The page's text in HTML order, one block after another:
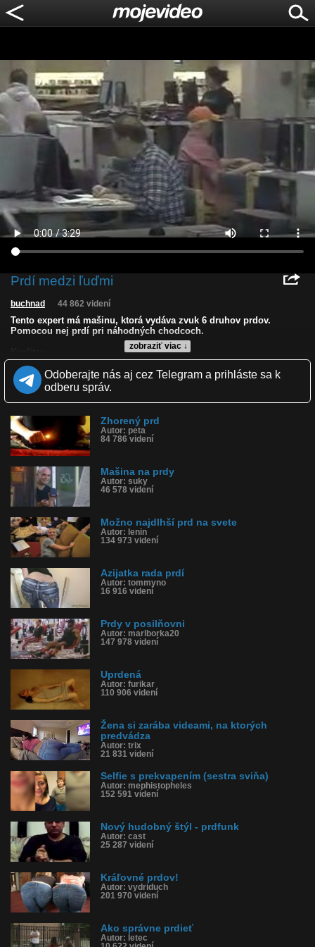
Prdí medzi ľuďmi
zobraziť viac ↓
buchnad 44 862 videní
Tento expert má mašinu, ktorá vydáva zvuk 6 druhov prdov.
Pomocou nej prdí pri náhodných chodcoch.
Zverejnené: 3.11.2007 12:34
Páči sa: 91% (35 hlasov)
Obľúbené: 18
Komentárov: 13
Kategória: zábavné
Tagy: prd, prdy, prdieť
História sledovanosti videa:
Odoberajte nás aj cez Telegram a prihláste sa k
odberu správ.
Zhorený prd
Autor: peta
84 786 videní
Mašina na prdy
Autor: suky
46 578 videní
Možno najdlhší prd na svete
Autor: lenin
134 973 videní
Azijatka rada prdí
Autor: tommyno
16 916 videní
Prdy v posilňovni
Autor: marlborka20
147 978 videní
Uprdená
Autor: furikar
110 906 videní
Žena si zarába videami, na ktorých
predvádza
Autor: trix
21 831 videní
Selfie s prekvapením (sestra sviňa)
Autor: mephistopheles
152 591 videní
Nový hudobný štýl - prdfunk
Autor: cast
25 287 videní
Kráľovné prdov!
Autor: vydriduch
201 970 videní
Ako správne prdieť
Autor: letec